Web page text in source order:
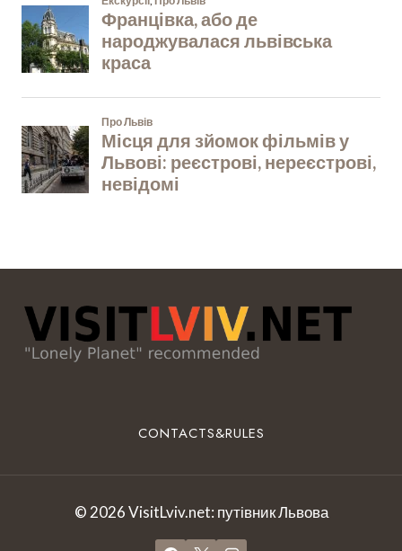
CONTACTS&RULES
© 2026 VisitLviv.net: путівник Львова